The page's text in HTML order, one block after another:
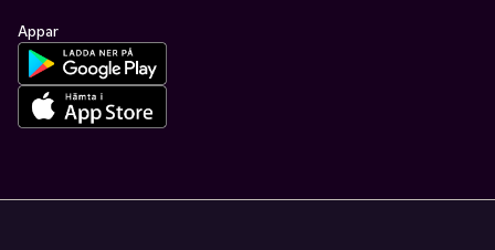
Appar